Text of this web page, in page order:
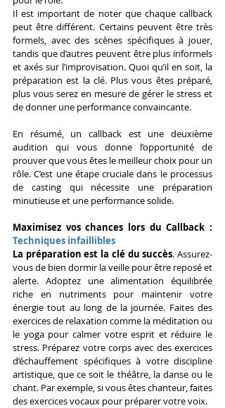
Il est important de noter que chaque callback
peut être différent. Certains peuvent être très
formels, avec des scènes spécifiques à jouer,
tandis que d’autres peuvent être plus informels
et axés sur l’improvisation. Quoi qu’il en soit, la
préparation est la clé. Plus vous êtes préparé,
plus vous serez en mesure de gérer le stress et
de donner une performance convaincante.
En résumé, un callback est une deuxième
audition qui vous donne l’opportunité de
prouver que vous êtes le meilleur choix pour un
rôle. C’est une étape cruciale dans le processus
de casting qui nécessite une préparation
minutieuse et une performance solide.
Maximisez vos chances lors du Callback :
Techniques infaillibles
La préparation est la clé du succès. Assurez-
vous de bien dormir la veille pour être reposé et
alerte. Adoptez une alimentation équilibrée
riche en nutriments pour maintenir votre
énergie tout au long de la journée. Faites des
exercices de relaxation comme la méditation ou
le yoga pour calmer votre esprit et réduire le
stress. Préparez votre corps avec des exercices
d’échauffement spécifiques à votre discipline
artistique, que ce soit le théâtre, la danse ou le
chant. Par exemple, si vous êtes chanteur, faites
des exercices vocaux pour préparer votre voix.